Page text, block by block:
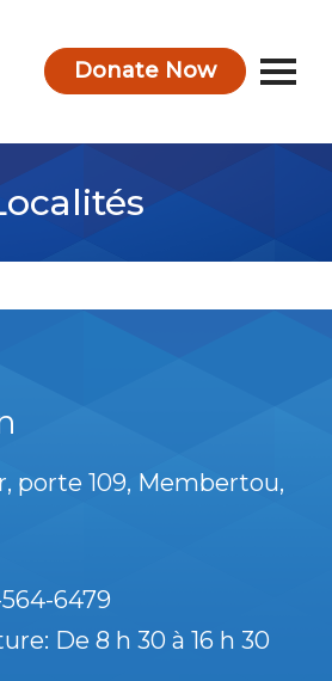
Donate Now
porte 109 Membertou
6479
De 8 h 30 à 16 h 30